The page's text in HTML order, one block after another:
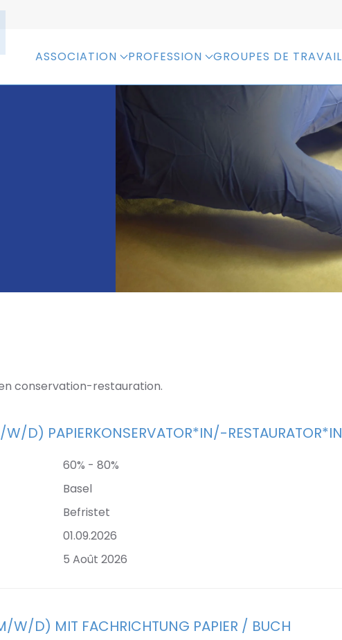
ASSOCIATION PROFESSION GROUPES DE TRAVAIL
conservation-restauration.
D) PAPIERKONSERVATOR*IN/-RESTAURATOR*IN
60% - 80%
Basel
Befristet
01.09.2026
5 Août 2026
W/D) MIT FACHRICHTUNG PAPIER / BUCH